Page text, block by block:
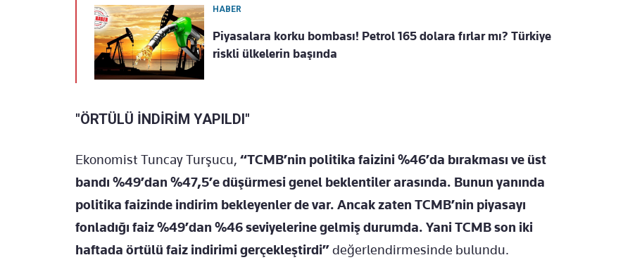
HABER
Piyasalara korku bombası! Petrol 165 dolara fırlar mı? Türkiye
riskli ülkelerin başında
"ÖRTÜLÜ İNDİRİM YAPILDI"
Ekonomist Tuncay Turşucu, “TCMB’nin politika faizini %46’da bırakması ve üst
bandı %49’dan %47,5’e düşürmesi genel beklentiler arasında. Bunun yanında
politika faizinde indirim bekleyenler de var. Ancak zaten TCMB’nin piyasayı
fonladığı faiz %49’dan %46 seviyelerine gelmiş durumda. Yani TCMB son iki
haftada örtülü faiz indirimi gerçekleştirdi”değerlendirmesinde bulundu.